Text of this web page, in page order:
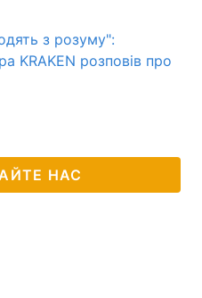
з розуму":
KRAKEN розповів про
НАС